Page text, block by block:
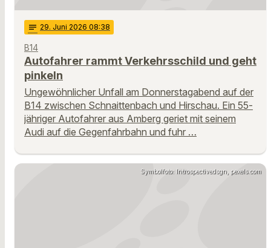
notes 29. Juni 2026 08:38
B14
Autofahrer rammt Verkehrsschild und geht
pinkeln
Ungewöhnlicher Unfall am Donnerstagabend auf der
B14 zwischen Schnaittenbach und Hirschau. Ein 55-
jähriger Autofahrer aus Amberg geriet mit seinem
Audi auf die Gegenfahrbahn und fuhr …
Symbolfoto: Introspectivedsgn, pexels.com